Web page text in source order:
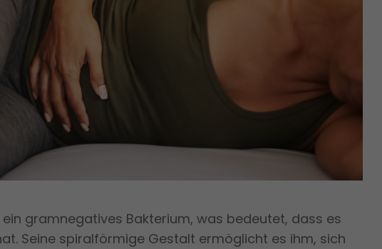
gramnegatives Bakterium, was bedeutet, dass es
Seine spiralförmige Gestalt ermöglicht es ihm, sich